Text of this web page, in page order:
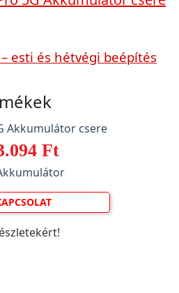
esti és hétvégi beépítés
Ft